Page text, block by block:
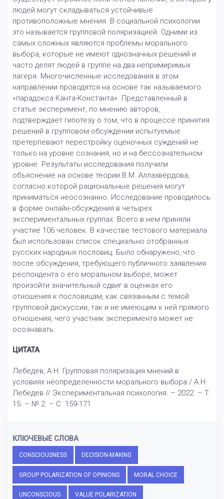
людей могут складываться устойчивые
противоположные мнения. В социальной психологии
это называется групповой поляризацией. Одними из
самых сложных являются проблемы морального
выбора, которые не имеют однозначных решений и
часто делят людей в группе на два непримиримых
лагеря. Многочисленные исследования в этом
направлении проводятся на основе так называемого
«парадокса Канта-Константа». Представленный в
статье эксперимент, по мнению авторов,
подтверждает гипотезу о том, что в процессе принятия
решений в групповом обсуждении испытуемые
претерпевают перестройку оценочных суждений не
только на уровне сознания, но и на бессознательном
уровне. Результаты исследования получили
объяснение на основе теории В.М. Аллахвердова,
согласно которой рациональные решения могут
приниматься неосознанно. Исследование проводилось
в форме онлайн-обсуждения в четырех
экспериментальных группах. Всего в нем приняли
участие 106 человек. В качестве тестового материала
был использован список специально отобранных
русских народных пословиц. Было обнаружено, что
после обсуждения, требующего публичного заявления
респондента о его моральном выборе, может
произойти значительный сдвиг в оценках его
отношения к пословицам, как связанным с темой
групповой дискуссии, так и не имеющим к ней прямого
отношения, чего участник эксперимента может не
осознавать.
ЦИТАТА
Лебедев, А.Н. Групповая поляризация мнений в
условиях неопределенности морального выбора / А.Н.
Лебедев // Экспериментальная психология. – 2022. – Т.
15. – № 2. – С. 159-171
КЛЮЧЕВЫЕ СЛОВА
CONSCIOUSNESS DECISION-MAKING
GROUP POLARIZATION OF OPINIONS MORAL CHOICE
UNCONSCIOUS VALUE POLARIZATION